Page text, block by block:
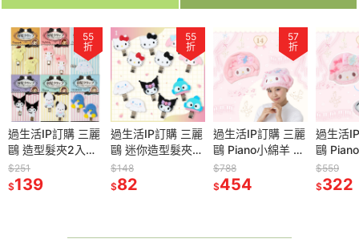
55
折
過生活IP訂購 三麗
鷗 造型髮夾2入組
美樂蒂 布丁狗 大
耳狗 酷洛米 帕恰
$251
$139
55
折
過生活IP訂購 三麗
鷗 迷你造型髮夾2
入組 HelloKitty 美
樂蒂 大耳狗 酷洛
$148
$82
57
折
過生活IP訂購 三麗
鷗 Piano小綿羊 絨
毛吸水鬆緊髮帽 鋼
琴演奏會 音符 生
$788
$454
過生活
鷗
毛造型
演奏會
$559
$322
55
折
購 三麗
夾2入組
狗 大
米 帕恰
55
折
過生活IP訂購 三麗
鷗 迷你造型髮夾2
入組 HelloKitty 美
樂蒂 大耳狗 酷洛
57
折
過生活IP訂購 三麗
鷗 Piano小綿羊 絨
毛吸水鬆緊髮帽 鋼
琴演奏會 音符 生
57
折
過生活IP訂購 三麗
鷗 Piano小綿羊 絨
毛造型折疊鏡 鋼琴
演奏會 音符 生日